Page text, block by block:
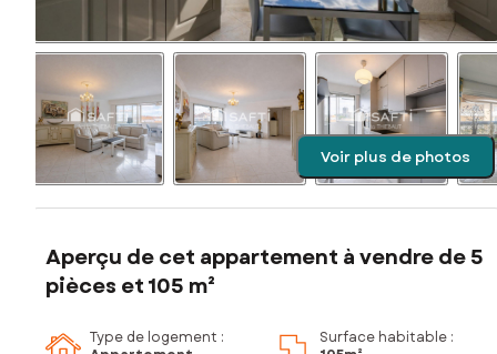
Voir plus de photos
Aperçu de cet appartement à vendre de 5
pièces et 105 m²
Type de logement :
Surface habitable :